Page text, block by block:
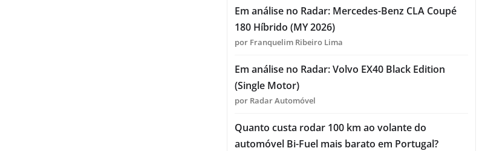
Em análise no Radar: Mercedes-Benz CLA Coupé
180 Híbrido (MY 2026)
por Franquelim Ribeiro Lima
Em análise no Radar: Volvo EX40 Black Edition
(Single Motor)
por Radar Automóvel
Quanto custa rodar 100 km ao volante do
automóvel Bi-Fuel mais barato em Portugal?